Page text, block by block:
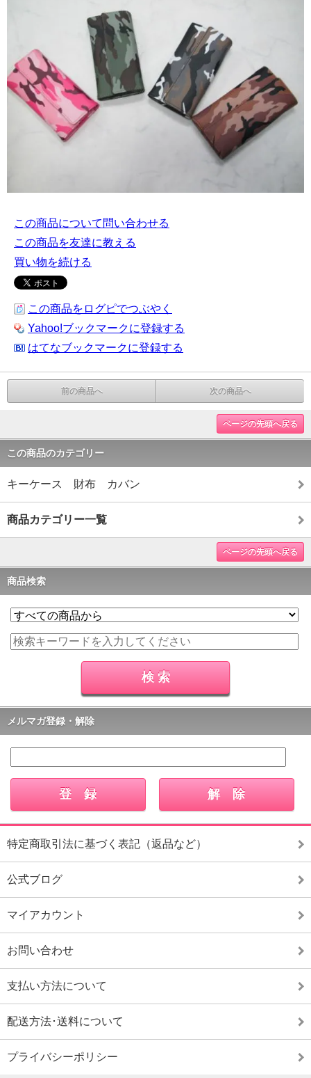
この商品について問い合わせる
この商品を友達に教える
買い物を続ける
この商品をログピでつぶやく
Yahoo!ブックマークに登録する
はてなブックマークに登録する
前の商品へ 次の商品へ
ページの先頭へ戻る
この商品のカテゴリー
キーケース 財布 カバン
商品カテゴリー一覧
ページの先頭へ戻る
商品検索
メルマガ登録・解除
特定商取引法に基づく表記（返品など）
公式ブログ
マイアカウント
お問い合わせ
支払い方法について
配送方法･送料について
プライバシーポリシー